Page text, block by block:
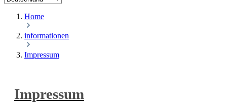
Home
informationen
Impressum
Impressum